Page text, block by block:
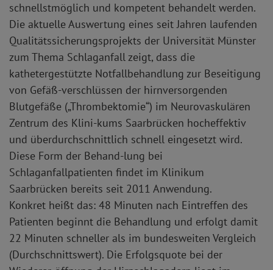
schnellstmöglich und kompetent behandelt werden.
Die aktuelle Auswertung eines seit Jahren laufenden
Qualitätssicherungsprojekts der Universität Münster
zum Thema Schlaganfall zeigt, dass die
kathetergestützte Notfallbehandlung zur Beseitigung
von Gefäß-verschlüssen der hirnversorgenden
Blutgefäße („Thrombektomie“) im Neurovaskulären
Zentrum des Klini-kums Saarbrücken hocheffektiv
und überdurchschnittlich schnell eingesetzt wird.
Diese Form der Behand-lung bei
Schlaganfallpatienten findet im Klinikum
Saarbrücken bereits seit 2011 Anwendung.
Konkret heißt das: 48 Minuten nach Eintreffen des
Patienten beginnt die Behandlung und erfolgt damit
22 Minuten schneller als im bundesweiten Vergleich
(Durchschnittswert). Die Erfolgsquote bei der